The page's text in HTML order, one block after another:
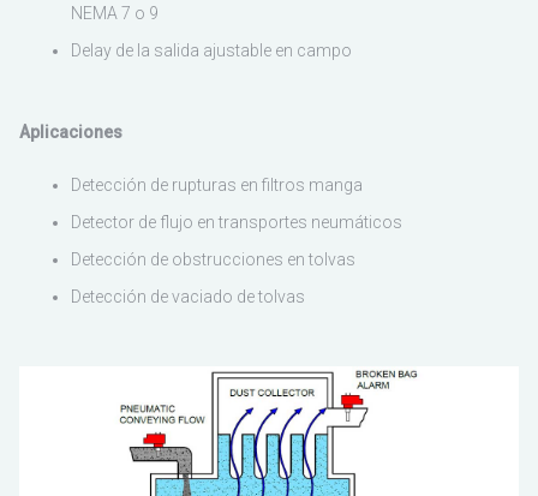
NEMA 7 o 9
Delay de la salida ajustable en campo
Aplicaciones
Detección de rupturas en filtros manga
Detector de flujo en transportes neumáticos
Detección de obstrucciones en tolvas
Detección de vaciado de tolvas